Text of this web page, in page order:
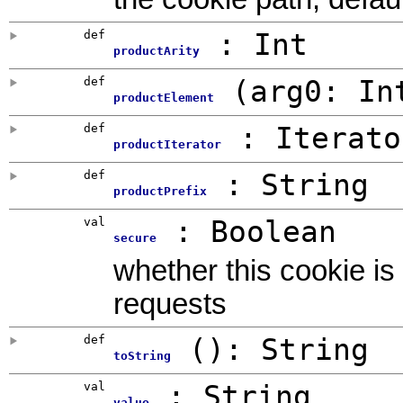
def
productArity
: Int
def
productElement
( arg0:
def
productIterator
:
def
productPrefix
: String
val
secure
: Boolean
whether this cookie
requests
def
toString
() : String
val